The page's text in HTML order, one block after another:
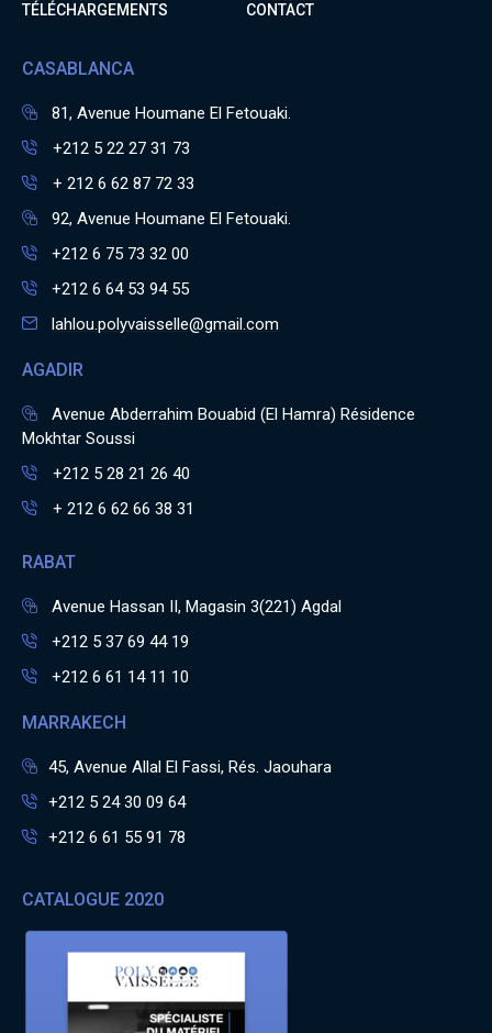
TÉLÉCHARGEMENTS CONTACT
CASABLANCA
81, Avenue Houmane El Fetouaki.
+212 5 22 27 31 73
+ 212 6 62 87 72 33
92, Avenue Houmane El Fetouaki.
+212 6 75 73 32 00
+212 6 64 53 94 55
lahlou.polyvaisselle@gmail.com
AGADIR
Avenue Abderrahim Bouabid (El Hamra) Résidence
Mokhtar Soussi
+212 5 28 21 26 40
+ 212 6 62 66 38 31
RABAT
Avenue Hassan II, Magasin 3(221) Agdal
+212 5 37 69 44 19
+212 6 61 14 11 10
MARRAKECH
45, Avenue Allal El Fassi, Rés. Jaouhara
+212 5 24 30 09 64
+212 6 61 55 91 78
CATALOGUE 2020